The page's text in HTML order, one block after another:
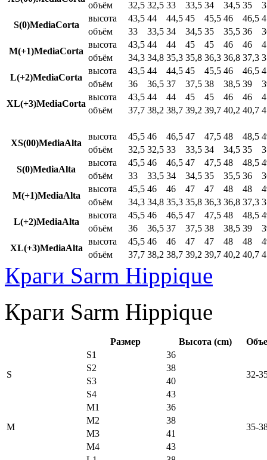
объём
32,5 32,5 33 33,5 34 34,5 35
S(0)MediaCorta
высота 43,5 44 44,5 45 45,5 46 46,5
объём
33 33,5 34 34,5 35 35,5 36
M(+1)MediaCorta
высота 43,5 44 44 45 45 46 46
объём
34,3 34,8 35,3 35,8 36,3 36,8 37,3
L(+2)MediaCorta
высота 43,5 44 44,5 45 45,5 46 46,5
объём
36 36,5 37 37,5 38 38,5 39
XL(+3)MediaCorta
высота 43,5 44 44 45 45 46 46
объём
37,7 38,2 38,7 39,2 39,7 40,2 40,7
XS(00)MediaAlta
высота 45,5 46 46,5 47 47,5 48 48,5
объём
32,5 32,5 33 33,5 34 34,5 35
S(0)MediaAlta
высота 45,5 46 46,5 47 47,5 48 48,5
объём
33 33,5 34 34,5 35 35,5 36
M(+1)MediaAlta
высота 45,5 46 46 47 47 48 48
объём
34,3 34,8 35,3 35,8 36,3 36,8 37,3
L(+2)MediaAlta
высота 45,5 46 46,5 47 47,5 48 48,5
объём
36 36,5 37 37,5 38 38,5 39
XL(+3)MediaAlta
высота 45,5 46 46 47 47 48 48
объём
37,7 38,2 38,7 39,2 39,7 40,2 40,7
Краги Sarm Hippique
Краги Sarm Hippique
Размер Высота (cm)
S
S1
36
32-
S2
38
S3
40
S4
43
M
M1
36
35-
M2
38
M3
41
M4
43